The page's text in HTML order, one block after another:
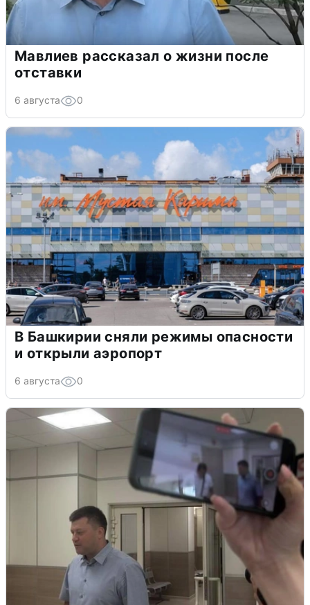
Мавлиев рассказал о жизни после
отставки
6 августа 0
В Башкирии сняли режимы опасности
и открыли аэропорт
6 августа 0